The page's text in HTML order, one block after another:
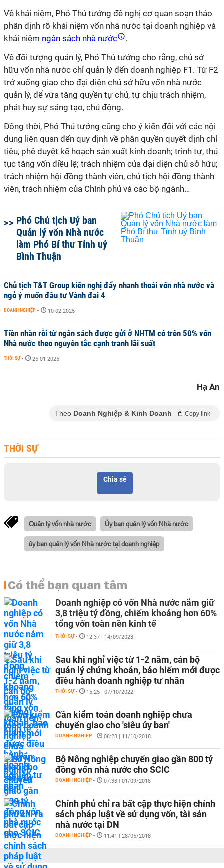
Về khái niệm, Phó Thủ tướng đề nghị cơ quan soạn thảo
phân định rõ khái niệm vốn nhà nước tại doanh nghiệp và
khái niệm ngân sách nhà nước
.
Về đối tượng quản lý, Phó Thủ tướng cho rằng, chủ sở
hữu vốn nhà nước chỉ quản lý đến doanh nghiệp F1. Từ F2
trở xuống giao cho đại diện chủ sở hữu vốn nhà nước
quản lý, để vừa tăng quyền tự chủ, tự chịu trách nhiệm,
phát huy sự sáng tạo, chủ động.
Đồng thời, Phó Thủ tướng cũng cho ý kiến đối với các nội
dung liên quan đến quy định về phân quyền quyết định chỉ
tiêu, phê duyệt kế hoạch sản xuất kinh doanh; trình tự, thủ
tục tăng vốn điều lệ; trách nhiệm của đại diện chủ sở hữu;
trách nhiệm hội đồng thành viên, chủ tịch hội đồng thành
viên, trách nhiệm của Chính phủ và các bộ ngành…
Phó Chủ tịch Uỷ ban
Quản lý vốn Nhà nước
làm Phó Bí thư Tỉnh uỷ
Bình Thuận
Chủ tịch T&T Group kiến nghị đẩy nhanh thoái vốn nhà nước và
ngỏ ý muốn đầu tư Vành đai 4
DOANH NGHIỆP - 10-02-2025
Tiền nhàn rỗi từ ngân sách được gửi ở NHTM có trên 50% vốn
Nhà nước theo nguyên tắc cạnh tranh lãi suất
THỜI SỰ - 25-01-2025
Hạ An
Theo Doanh Nghiệp & Kinh Doanh Copy link
THỜI SỰ
Chia sẻ
Quản lý vốn nhà nước Ủy ban quản lý vốn Nhà nước
ủy ban quản lý vốn Nhà nước tại doanh nghiệp
Có thể bạn quan tâm
Doanh nghiệp có vốn Nhà nước nắm giữ
3,8 triệu tỷ đồng, chiếm khoảng hơn 60%
tổng vốn toàn nền kinh tế
THỜI SỰ - 12:37 | 14/09/2023
Sau khi nghỉ việc từ 1-2 năm, cán bộ
quản lý chứng khoán, bảo hiểm mới được
điều hành doanh nghiệp tư nhân
THỜI SỰ - 15:25 | 07/10/2022
Cần kiểm toán doanh nghiệp chưa
chuyển giao cho 'siêu ủy ban'
DOANH NGHIỆP - 08:23 | 11/10/2018
Bộ Nông nghiệp chuyển giao gần 800 tỷ
đồng vốn nhà nước cho SCIC
DOANH NGHIỆP - 07:33 | 01/09/2018
Chính phủ chỉ ra bất cập thực hiện chính
sách pháp luật về sử dụng vốn, tài sản
nhà nước tại DN
DOANH NGHIỆP - 11:41 | 28/05/2018